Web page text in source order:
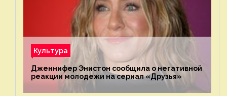
Культура
Дженнифер Энистон сообщила о негативной
реакции молодежи на сериал «Друзья»